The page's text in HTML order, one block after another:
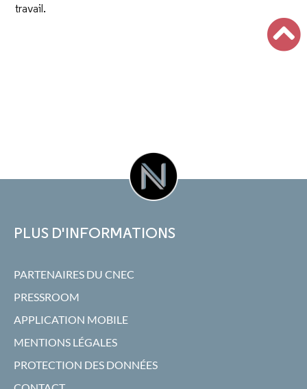
travail.
PLUS D'INFORMATIONS
PARTENAIRES DU CNEC
PRESSROOM
APPLICATION MOBILE
MENTIONS LÉGALES
PROTECTION DES DONNÉES